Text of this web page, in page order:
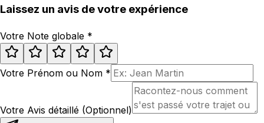
Laissez un avis de votre expérience
Votre Note globale *
Votre Prénom ou Nom *
Votre Avis détaillé (Optionnel)